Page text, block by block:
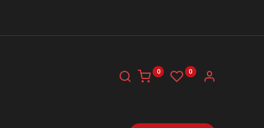
0 0